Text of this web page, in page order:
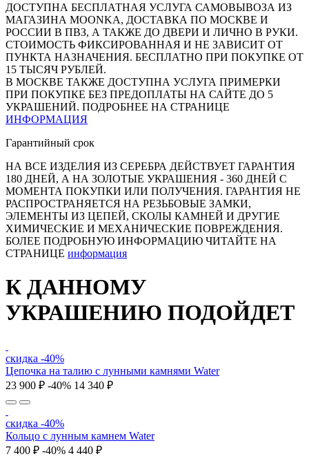
ДОСТУПНА БЕСПЛАТНАЯ УСЛУГА САМОВЫВОЗА ИЗ
МАГАЗИНА MOONKA, ДОСТАВКА ПО МОСКВЕ И
РОССИИ В ПВЗ, А ТАКЖЕ ДО ДВЕРИ И ЛИЧНО В РУКИ.
СТОИМОСТЬ ФИКСИРОВАННАЯ И НЕ ЗАВИСИТ ОТ
ПУНКТА НАЗНАЧЕНИЯ. БЕСПЛАТНО ПРИ ПОКУПКЕ ОТ
15 ТЫСЯЧ РУБЛЕЙ.
В МОСКВЕ ТАКЖЕ ДОСТУПНА УСЛУГА ПРИМЕРКИ
ПРИ ПОКУПКЕ БЕЗ ПРЕДОПЛАТЫ НА САЙТЕ ДО 5
УКРАШЕНИЙ. ПОДРОБНЕЕ НА СТРАНИЦЕ
ИНФОРМАЦИЯ
Гарантийный срок
НА ВСЕ ИЗДЕЛИЯ ИЗ СЕРЕБРА ДЕЙСТВУЕТ ГАРАНТИЯ
180 ДНЕЙ, А НА ЗОЛОТЫЕ УКРАШЕНИЯ - 360 ДНЕЙ С
МОМЕНТА ПОКУПКИ ИЛИ ПОЛУЧЕНИЯ. ГАРАНТИЯ НЕ
РАСПРОСТРАНЯЕТСЯ НА РЕЗЬБОВЫЕ ЗАМКИ,
ЭЛЕМЕНТЫ ИЗ ЦЕПЕЙ, СКОЛЫ КАМНЕЙ И ДРУГИЕ
ХИМИЧЕСКИЕ И МЕХАНИЧЕСКИЕ ПОВРЕЖДЕНИЯ.
БОЛЕЕ ПОДРОБНУЮ ИНФОРМАЦИЮ ЧИТАЙТЕ НА
СТРАНИЦЕ информация
К ДАННОМУ
УКРАШЕНИЮ ПОДОЙДЕТ
скидка -40%
Цепочка на талию с лунными камнями Water
23 900 ₽ -40% 14 340 ₽
скидка -40%
Кольцо с лунным камнем Water
7 400 ₽ -40% 4 440 ₽